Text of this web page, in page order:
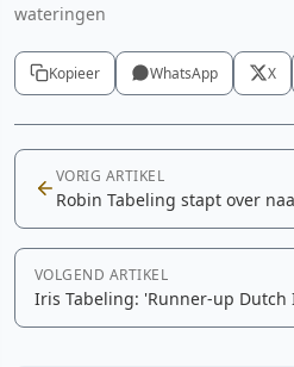
wateringen
Kopieer WhatsApp X
VORIG ARTIKEL
Robin Tabeling stapt over
VOLGEND ARTIKEL
Iris Tabeling: 'Runner-up